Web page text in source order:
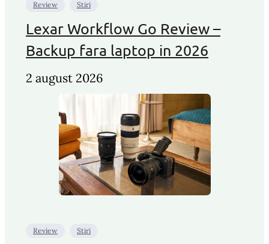
Review Stiri
Lexar Workflow Go Review –
Backup fara laptop in 2026
2 august 2026
Review Stiri